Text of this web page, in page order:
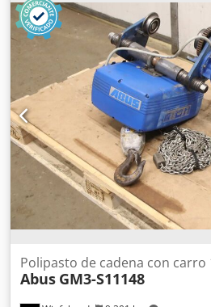
de cadena eléctrico KITO. La grúa
profesionalmente de una
industrial y está disponible
almacén en Róterdam, Países
producción, talleres, almacenes e
mantenimiento. Fabricante ABUS
Tipo Grúa de brazo montada en
Alcance 4.000 mm Año de
(modernización/sistema de
Estructura base fabricada: 08/
ABURemote Alimentación eléctrica
cadena eléctrico Fabricante KITO
2008 Motor Motor de inducción
240 mm/seg EXCEDENTE –
Polipasto de cadena con carro
Abus GM3-S11148